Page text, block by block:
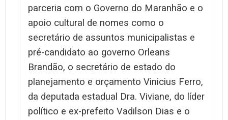
parceria com o Governo do Maranhão e o
apoio cultural de nomes como o
secretário de assuntos municipalistas e
pré-candidato ao governo Orleans
Brandão, o secretário de estado do
planejamento e orçamento Vinicius Ferro,
da deputada estadual Dra. Viviane, do líder
político e ex-prefeito Vadilson Dias e o